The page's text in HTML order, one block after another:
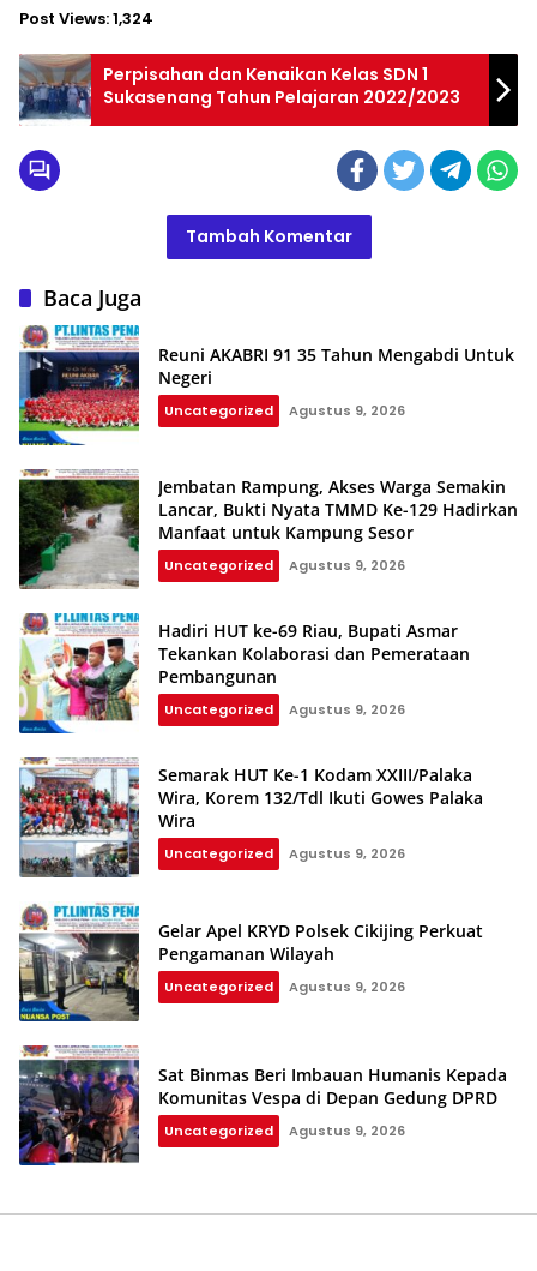
Post Views:1,324
Perpisahan dan Kenaikan Kelas SDN 1
Sukasenang Tahun Pelajaran 2022/2023
Tambah Komentar
Baca Juga
Reuni AKABRI 91 35 Tahun Mengabdi Untuk
Negeri
Uncategorized Agustus 9, 2026
Jembatan Rampung, Akses Warga Semakin
Lancar, Bukti Nyata TMMD Ke-129 Hadirkan
Manfaat untuk Kampung Sesor
Uncategorized Agustus 9, 2026
Hadiri HUT ke-69 Riau, Bupati Asmar
Tekankan Kolaborasi dan Pemerataan
Pembangunan
Uncategorized Agustus 9, 2026
Semarak HUT Ke-1 Kodam XXIII/Palaka
Wira, Korem 132/Tdl Ikuti Gowes Palaka
Wira
Uncategorized Agustus 9, 2026
Gelar Apel KRYD Polsek Cikijing Perkuat
Pengamanan Wilayah
Uncategorized Agustus 9, 2026
Sat Binmas Beri Imbauan Humanis Kepada
Komunitas Vespa di Depan Gedung DPRD
Uncategorized Agustus 9, 2026